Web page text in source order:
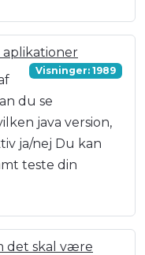
aplikationer
Visninger: 1989
du se
java version,
ja/nej Du kan
teste din
det skal være